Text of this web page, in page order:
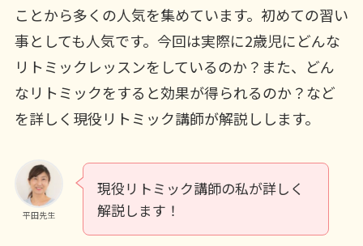
ことから多くの人気を集めています。初めての習い
事としても人気です。今回は実際に2歳児にどんな
リトミックレッスンをしているのか？また、どん
なリトミックをすると効果が得られるのか？など
を詳しく現役リトミック講師が解説しします。
平田先生
現役リトミック講師の私が詳しく
解説します！